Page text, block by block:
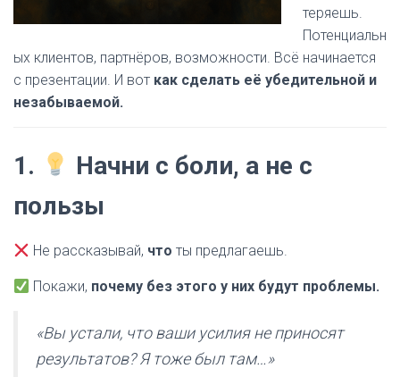
теряешь.
Потенциальн
ых клиентов, партнёров, возможности. Всё начинается
с презентации. И вот как сделать её убедительной и
незабываемой.
1.
Начни с боли, а не с
пользы
Не рассказывай, что ты предлагаешь.
Покажи, почему без этого у них будут проблемы.
«Вы устали, что ваши усилия не приносят
результатов? Я тоже был там…»